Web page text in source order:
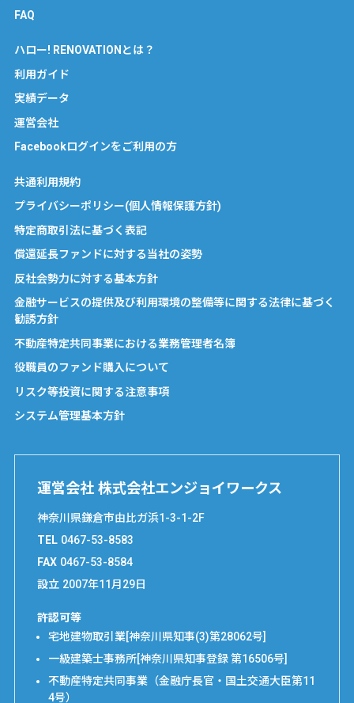
FAQ
ハロー! RENOVATIONとは？
利用ガイド
実績データ
運営会社
Facebookログインをご利用の方
共通利用規約
プライバシーポリシー(個人情報保護方針)
特定商取引法に基づく表記
償還延長ファンドに対する当社の姿勢
反社会勢力に対する基本方針
金融サービスの提供及び利用環境の整備等に関する法律に基づく
勧誘方針
不動産特定共同事業における業務管理者名簿
役職員のファンド購入について
リスク等投資に関する注意事項
システム管理基本方針
運営会社 株式会社エンジョイワークス
神奈川県鎌倉市由比ガ浜1-3-1-2F
TEL 0467-53-8583
FAX 0467-53-8584
設立 2007年11月29日
許認可等
宅地建物取引業[神奈川県知事(3)第28062号]
一級建築士事務所[神奈川県知事登録 第16506号]
不動産特定共同事業（金融庁長官・国土交通大臣第11
4号）